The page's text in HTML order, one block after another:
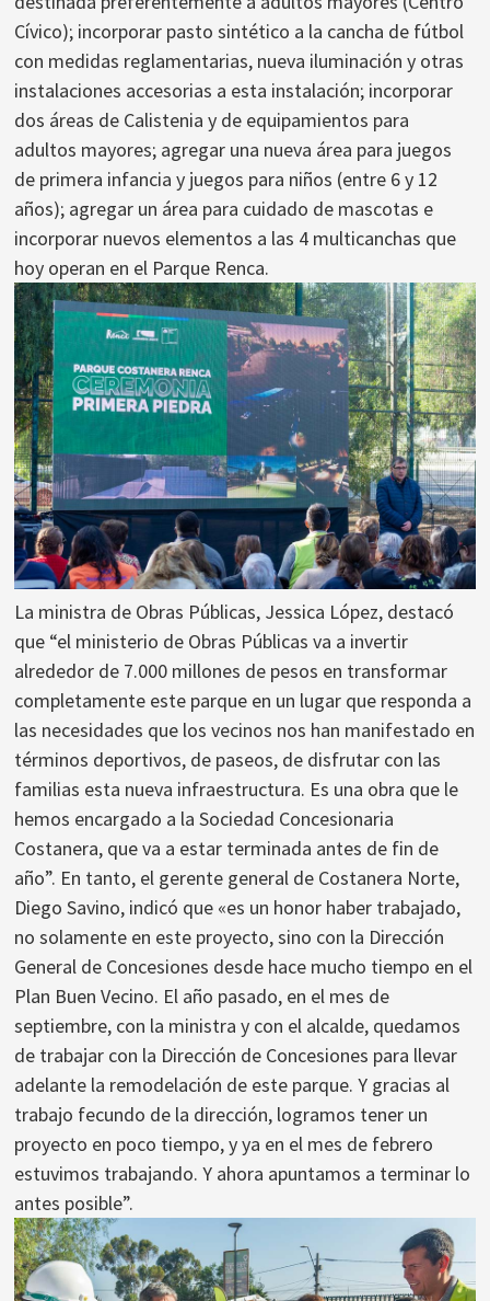
Cívico); incorporar pasto sintético a la cancha de fútbol
con medidas reglamentarias, nueva iluminación y otras
instalaciones accesorias a esta instalación; incorporar
dos áreas de Calistenia y de equipamientos para
adultos mayores; agregar una nueva área para juegos
de primera infancia y juegos para niños (entre 6 y 12
años); agregar un área para cuidado de mascotas e
incorporar nuevos elementos a las 4 multicanchas que
hoy operan en el Parque Renca.
La ministra de Obras Públicas, Jessica López, destacó
que “el ministerio de Obras Públicas va a invertir
alrededor de 7.000 millones de pesos en transformar
completamente este parque en un lugar que responda a
las necesidades que los vecinos nos han manifestado en
términos deportivos, de paseos, de disfrutar con las
familias esta nueva infraestructura. Es una obra que le
hemos encargado a la Sociedad Concesionaria
Costanera, que va a estar terminada antes de fin de
año”. En tanto, el gerente general de Costanera Norte,
Diego Savino, indicó que «es un honor haber trabajado,
no solamente en este proyecto, sino con la Dirección
General de Concesiones desde hace mucho tiempo en el
Plan Buen Vecino. El año pasado, en el mes de
septiembre, con la ministra y con el alcalde, quedamos
de trabajar con la Dirección de Concesiones para llevar
adelante la remodelación de este parque. Y gracias al
trabajo fecundo de la dirección, logramos tener un
proyecto en poco tiempo, y ya en el mes de febrero
estuvimos trabajando. Y ahora apuntamos a terminar lo
antes posible”.